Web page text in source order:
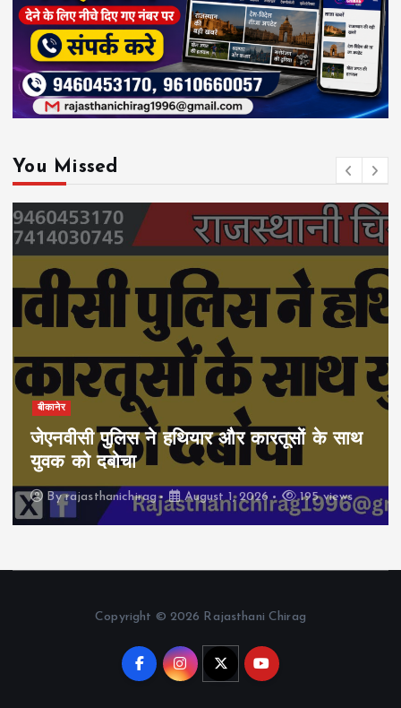
You Missed
बीकानेर
जेएनवीसी पुलिस ने हथियार और कारतूसों के साथ
युवक को दबोचा
Byrajasthanichirag August 1, 2026 195 views
Copyright © 2026 Rajasthani Chirag